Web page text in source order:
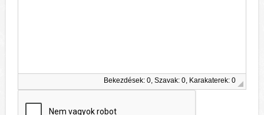
Bekezdések: 0, Szavak: 0, Karakaterek: 0